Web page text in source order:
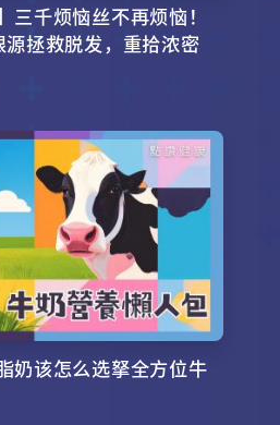
三千烦恼丝不再烦恼！
拯救脱发，重拾浓密
奶该怎么选拏全方位牛